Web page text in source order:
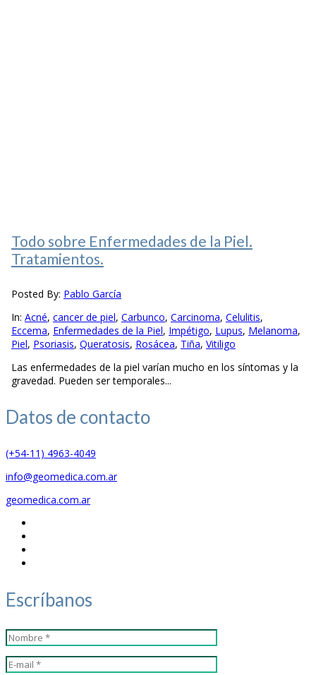
Todo sobre Enfermedades de la Piel.
Tratamientos.
Posted By: Pablo García
In: Acné, cancer de piel, Carbunco, Carcinoma, Celulitis,
Eccema, Enfermedades de la Piel, Impétigo, Lupus, Melanoma,
Piel, Psoriasis, Queratosis, Rosácea, Tiña, Vitiligo
Las enfermedades de la piel varían mucho en los síntomas y la
gravedad. Pueden ser temporales...
Datos de contacto
(+54-11) 4963-4049
info@geomedica.com.ar
geomedica.com.ar
Escríbanos